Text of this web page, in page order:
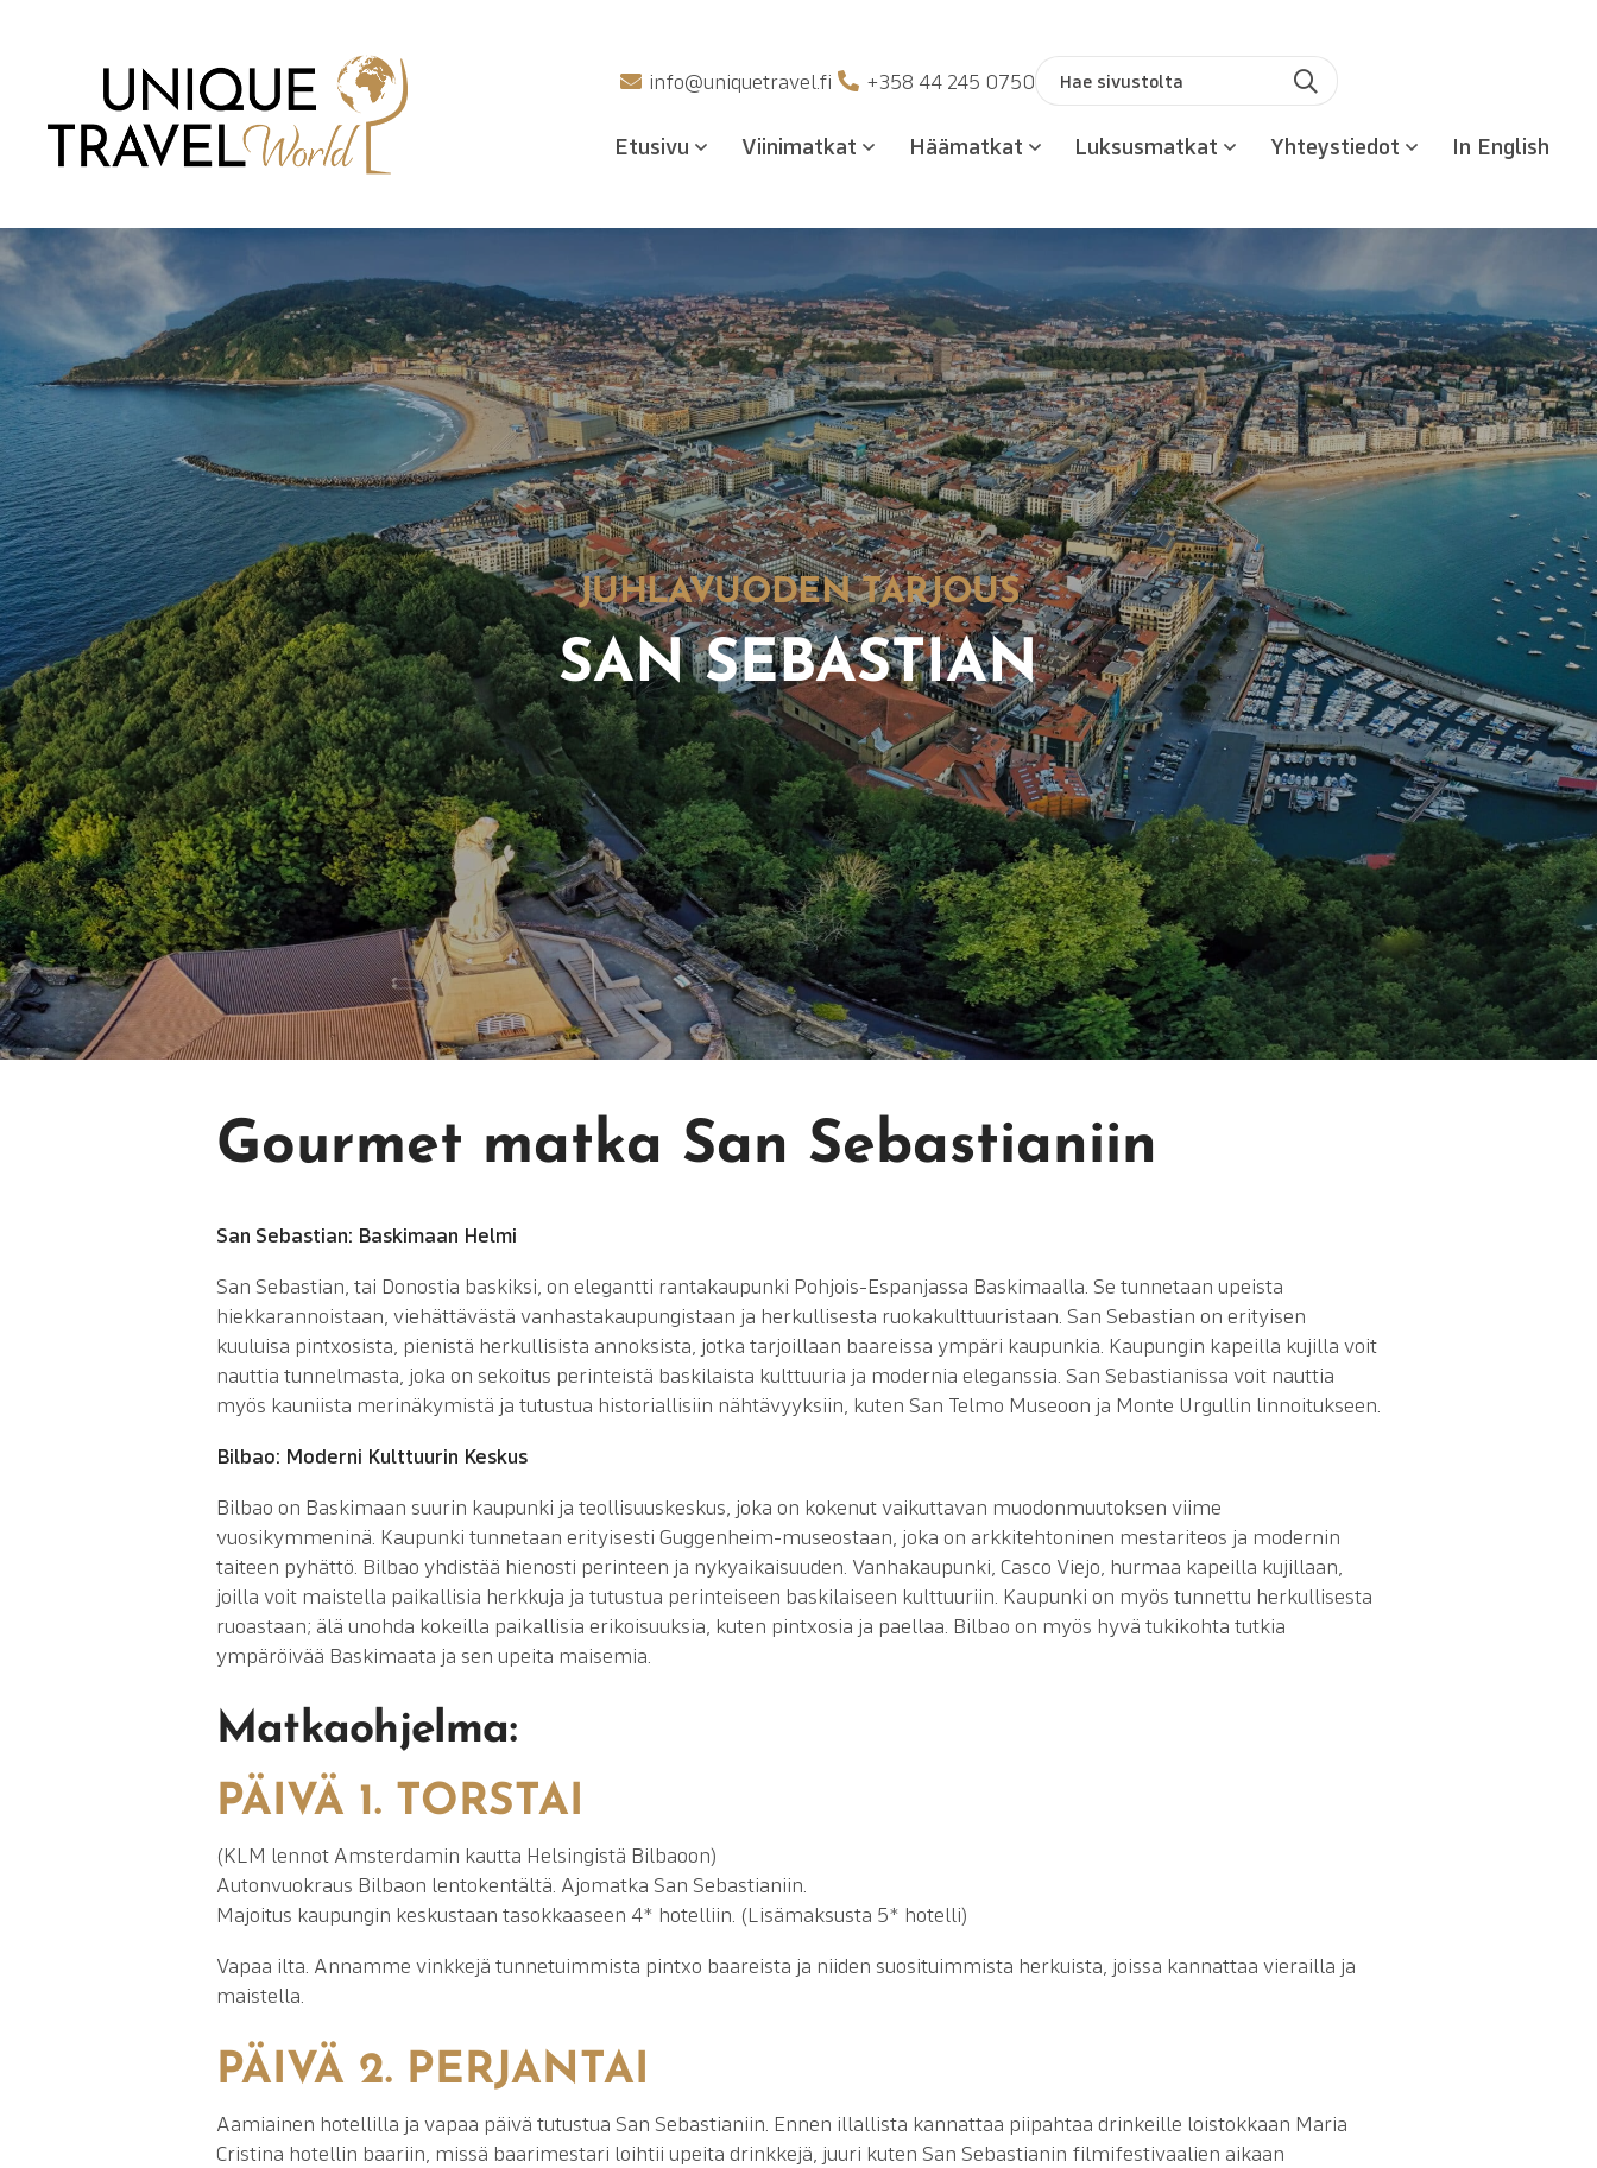
info@uniquetravel.fi +358 44 245 0750Haku: Hae
Etusivu Viinimatkat Häämatkat Luksusmatkat Yhteystiedot In English
JUHLAVUODEN TARJOUS
SAN SEBASTIAN
Gourmet matka San Sebastianiin
San Sebastian: Baskimaan Helmi
San Sebastian, tai Donostia baskiksi, on elegantti rantakaupunki Pohjois-Espanjassa Baskimaalla. Se tunnetaan upeista
hiekkarannoistaan, viehättävästä vanhastakaupungistaan ja herkullisesta ruokakulttuuristaan. San Sebastian on erityisen
kuuluisa pintxosista, pienistä herkullisista annoksista, jotka tarjoillaan baareissa ympäri kaupunkia. Kaupungin kapeilla kujilla voit
nauttia tunnelmasta, joka on sekoitus perinteistä baskilaista kulttuuria ja modernia eleganssia. San Sebastianissa voit nauttia
myös kauniista merinäkymistä ja tutustua historiallisiin nähtävyyksiin, kuten San Telmo Museoon ja Monte Urgullin linnoitukseen.
Bilbao: Moderni Kulttuurin Keskus
Bilbao on Baskimaan suurin kaupunki ja teollisuuskeskus, joka on kokenut vaikuttavan muodonmuutoksen viime
vuosikymmeninä. Kaupunki tunnetaan erityisesti Guggenheim-museostaan, joka on arkkitehtoninen mestariteos ja modernin
taiteen pyhättö. Bilbao yhdistää hienosti perinteen ja nykyaikaisuuden. Vanhakaupunki, Casco Viejo, hurmaa kapeilla kujillaan,
joilla voit maistella paikallisia herkkuja ja tutustua perinteiseen baskilaiseen kulttuuriin. Kaupunki on myös tunnettu herkullisesta
ruoastaan; älä unohda kokeilla paikallisia erikoisuuksia, kuten pintxosia ja paellaa. Bilbao on myös hyvä tukikohta tutkia
ympäröivää Baskimaata ja sen upeita maisemia.
Matkaohjelma:
PÄIVÄ 1. TORSTAI
(KLM lennot Amsterdamin kautta Helsingistä Bilbaoon)
Autonvuokraus Bilbaon lentokentältä. Ajomatka San Sebastianiin.
Majoitus kaupungin keskustaan tasokkaaseen 4* hotelliin. (Lisämaksusta 5* hotelli)
Vapaa ilta. Annamme vinkkejä tunnetuimmista pintxo baareista ja niiden suosituimmista herkuista, joissa kannattaa vierailla ja
maistella.
PÄIVÄ 2. PERJANTAI
Aamiainen hotellilla ja vapaa päivä tutustua San Sebastianiin. Ennen illallista kannattaa piipahtaa drinkeille loistokkaan Maria
Cristina hotellin baariin, missä baarimestari loihtii upeita drinkkejä, juuri kuten San Sebastianin filmifestivaalien aikaan